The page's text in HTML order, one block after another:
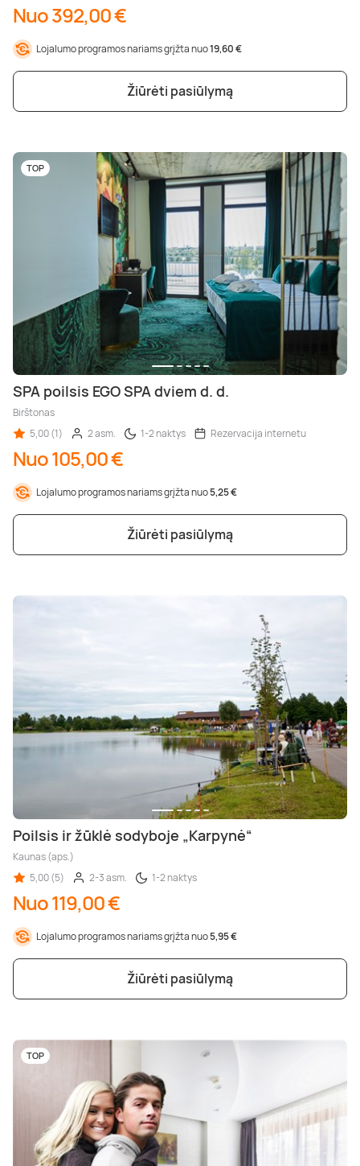
Nuo 392,00 €
Lojalumo programos nariams grįžta nuo19,60 €
Žiūrėti pasiūlymą
TOP
SPA poilsis EGO SPA dviem d. d.
Birštonas
5,00 (1)
2 asm. 1-2 naktys Rezervacija internetu
Nuo 105,00 €
Lojalumo programos nariams grįžta nuo5,25 €
Žiūrėti pasiūlymą
Poilsis ir žūklė sodyboje „Karpynė“
Kaunas (aps.)
5,00 (5)
2-3 asm. 1-2 naktys
Nuo 119,00 €
Lojalumo programos nariams grįžta nuo5,95 €
Žiūrėti pasiūlymą
TOP